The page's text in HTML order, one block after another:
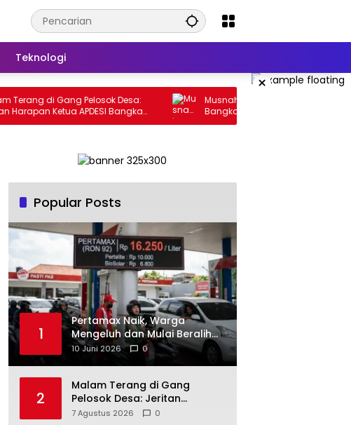
Teknologi
×
Pelosok Desa:
APDESI Bangka
Babel
Musnahkan 31 Perkara Narkoba, Kejari
Bangka Tengah Tegaskan Komitmen
Berantas Kejahatan Hingga Tuntas
Popular Posts
1
‎Pertamax Naik, Warga
Mengeluh dan Mulai Beralih
ke Pertalite Meski Harus Antre
10 Juni 2026 0
2
Malam Terang di Gang
Pelosok Desa: Jeritan
Harapan Ketua APDESI
7 Agustus 2026 0